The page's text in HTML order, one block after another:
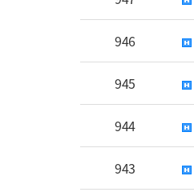
946
945
944
943